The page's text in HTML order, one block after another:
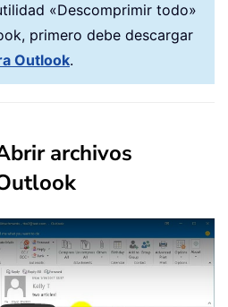
«Descomprimir todo»
primero debe descargar
Outlook.
archivos